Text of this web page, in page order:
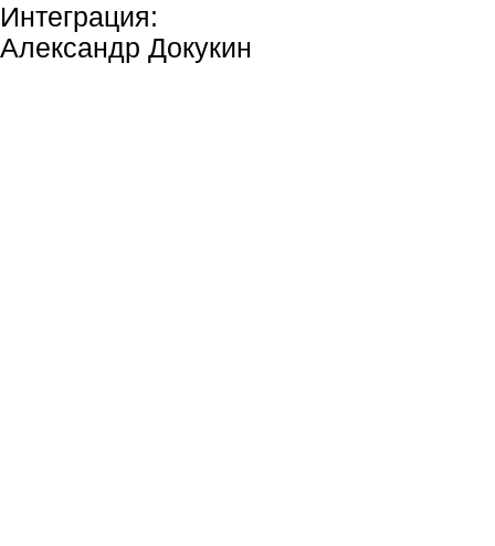
Интеграция:
Александр Докукин